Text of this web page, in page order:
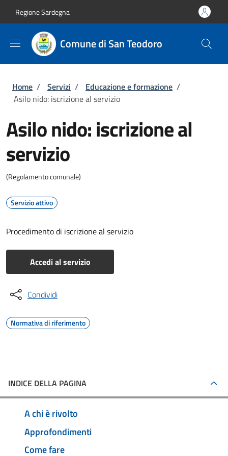
Regione Sardegna
Comune di San Teodoro
Briciole di pane
Home / Servizi / Educazione e formazione /
Asilo nido: iscrizione al servizio
Asilo nido: iscrizione al
servizio
(Regolamento comunale)
Servizio attivo
Procedimento di iscrizione al servizio
Accedi al servizio
Condividi
Normativa di riferimento
INDICE DELLA PAGINA
A chi è rivolto
Approfondimenti
Come fare